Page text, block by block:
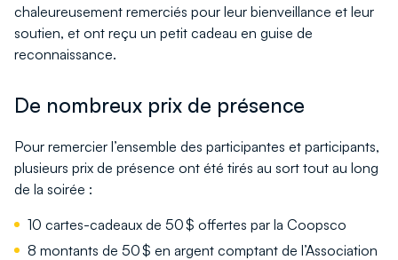
chaleureusement remerciés pour leur bienveillance et leur
soutien, et ont reçu un petit cadeau en guise de
reconnaissance.
De nombreux prix de présence
Pour remercier l’ensemble des participantes et participants,
plusieurs prix de présence ont été tirés au sort tout au long
de la soirée :
10 cartes-cadeaux de 50 $ offertes par la Coopsco
8 montants de 50 $ en argent comptant de l’Association